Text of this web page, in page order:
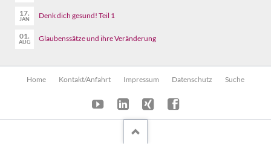
17.
JAN Denk dich gesund! Teil 1
01.
AUG Glaubenssätze und ihre Veränderung
Home Kontakt/Anfahrt Impressum Datenschutz Suche